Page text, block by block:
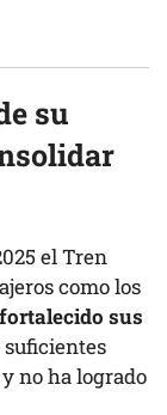
su
el Tren
como los
sus
suficientes
no ha logrado